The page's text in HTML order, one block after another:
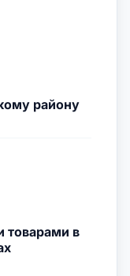
району
товарами в